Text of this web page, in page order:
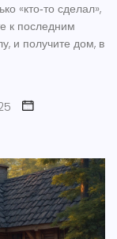
«кто‑то сделал»,
к последним
и получите дом, в